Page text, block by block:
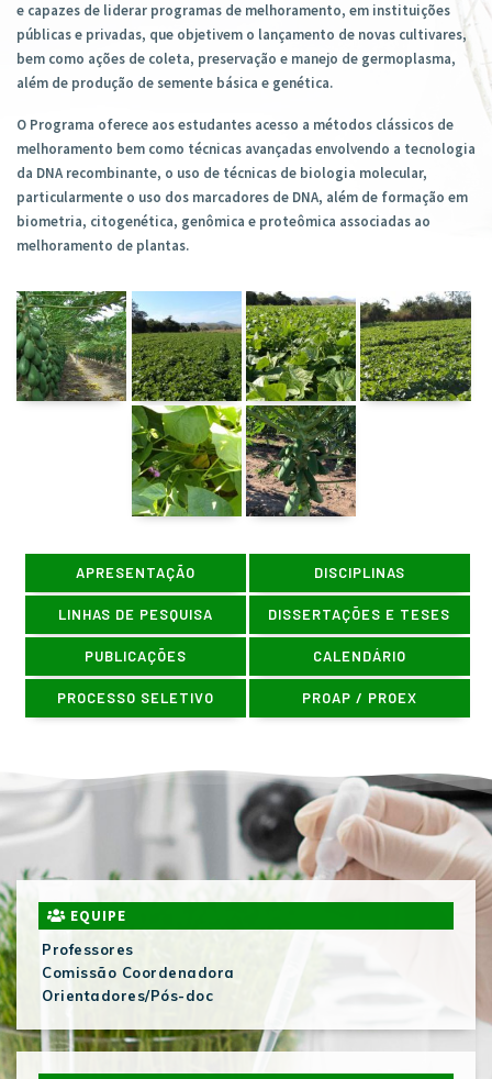
e capazes de liderar programas de melhoramento, em instituições
públicas e privadas, que objetivem o lançamento de novas cultivares,
bem como ações de coleta, preservação e manejo de germoplasma,
além de produção de semente básica e genética.
O Programa oferece aos estudantes acesso a métodos clássicos de
melhoramento bem como técnicas avançadas envolvendo a tecnologia
da DNA recombinante, o uso de técnicas de biologia molecular,
particularmente o uso dos marcadores de DNA, além de formação em
biometria, citogenética, genômica e proteômica associadas ao
melhoramento de plantas.
APRESENTAÇÃO DISCIPLINAS
LINHAS DE PESQUISA DISSERTAÇÕES E TESES
PUBLICAÇÕES CALENDÁRIO
PROCESSO SELETIVO PROAP / PROEX
EQUIPE
Professores
Comissão Coordenadora
Orientadores/Pós-doc